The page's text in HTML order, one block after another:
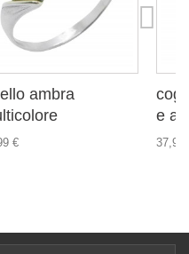
ambra
€
e
37,99